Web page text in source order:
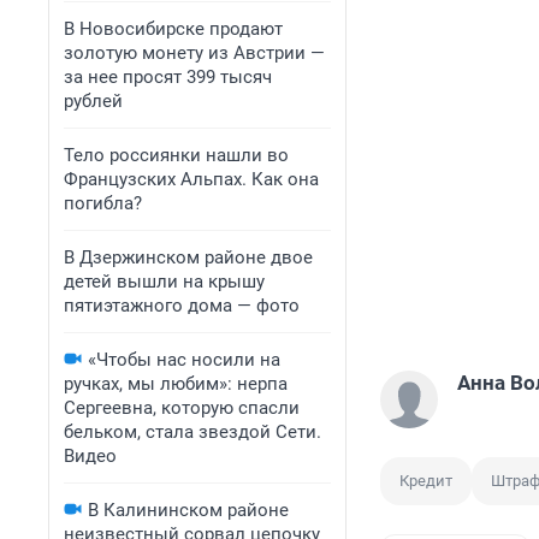
В Новосибирске продают
золотую монету из Австрии —
за нее просят 399 тысяч
рублей
Тело россиянки нашли во
Французских Альпах. Как она
погибла?
В Дзержинском районе двое
детей вышли на крышу
пятиэтажного дома — фото
«Чтобы нас носили на
ручках, мы любим»: нерпа
Сергеевна, которую спасли
бельком, стала звездой Сети.
Видео
В Калининском районе
неизвестный сорвал цепочку
Анна
Кредит Штраф